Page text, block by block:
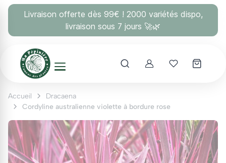
Livraison offerte dès 99€ ! 2000 variétés dispo,
livraison sous 7 jours 🚀🌿
AccountMes coups
Accueil
Dracaena
Cordyline australienne violette à bordure rose
Panneau de gestion des cookies